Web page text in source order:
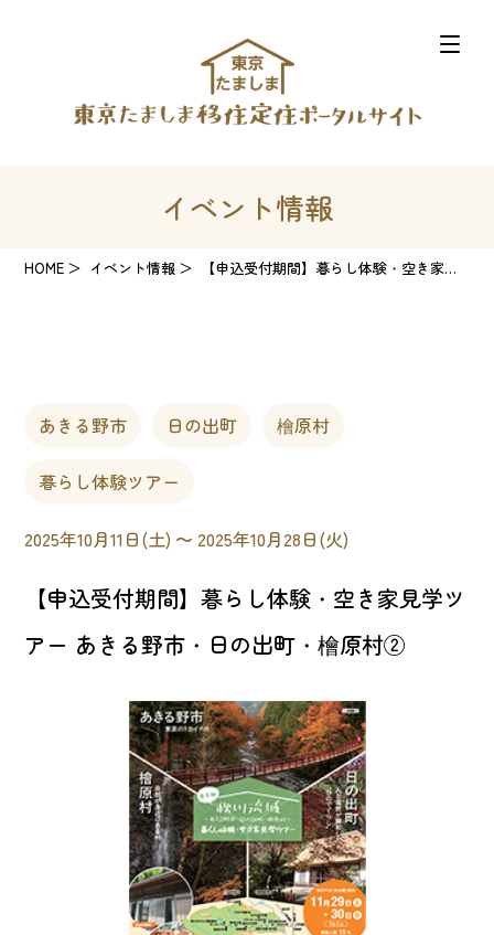
イベント情報
HOME イベント情報 【申込受付期間】暮らし体験・空き家見学ツアー あきる野市・日の出町・檜原村②
あきる野市 日の出町 檜原村
暮らし体験ツアー
2025年10月11日(土) 〜 2025年10月28日(火)
【申込受付期間】暮らし体験・空き家見学ツ
アー あきる野市・日の出町・檜原村②